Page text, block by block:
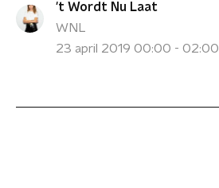
't Wordt Nu Laat
WNL
23 april 2019 00:00 - 02:00